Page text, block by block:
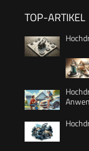
TOP-ARTIKEL